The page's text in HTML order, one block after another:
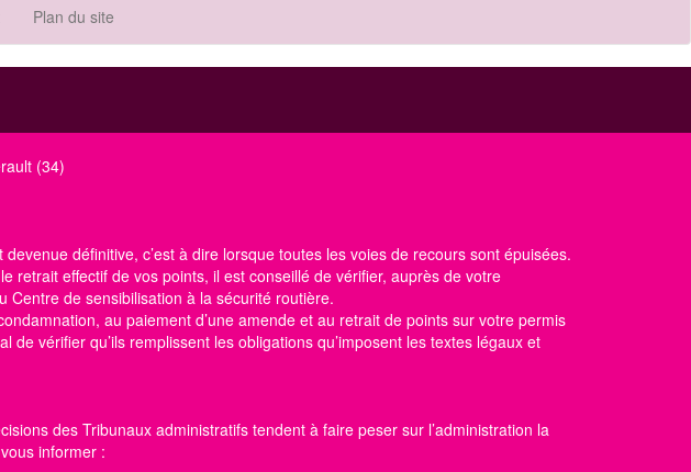
Plan du site
(34)
définitive, c’est à dire lorsque toutes les voies de recours sont épuisées.
retrait effectif de vos points, il est conseillé de vérifier, auprès de votre
Centre de sensibilisation à la sécurité routière.
au paiement d’une amende et au retrait de points sur votre permis
vérifier qu’ils remplissent les obligations qu’imposent les textes légaux et
des Tribunaux administratifs tendent à faire peser sur l’administration la
informer :